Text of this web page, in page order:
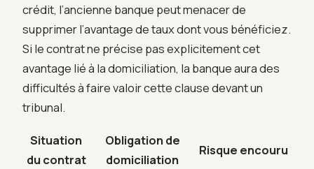
crédit, l’ancienne banque peut menacer de
supprimer l’avantage de taux dont vous bénéficiez.
Si le contrat ne précise pas explicitement cet
avantage lié à la domiciliation, la banque aura des
difficultés à faire valoir cette clause devant un
tribunal.
Situation
du contrat
Obligation de
domiciliation
Risque encouru